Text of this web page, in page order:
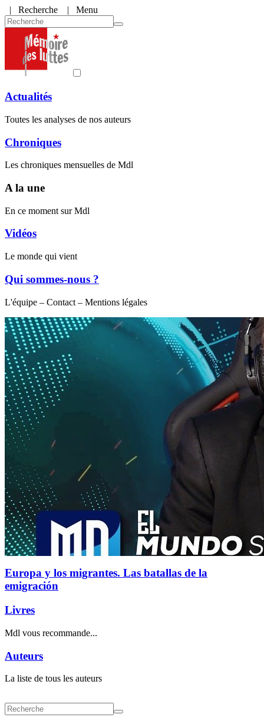
| Recherche | Menu
Actualités
Toutes les analyses de nos auteurs
Chroniques
Les chroniques mensuelles de Mdl
A la une
En ce moment sur Mdl
Vidéos
Le monde qui vient
Qui sommes-nous ?
L'équipe – Contact – Mentions légales
Europa y los migrantes. Las batallas de la
emigración
Livres
Mdl vous recommande...
Auteurs
La liste de tous les auteurs